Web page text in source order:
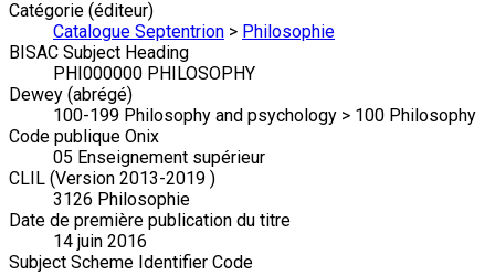
Catégorie (éditeur)
Catalogue Septentrion > Philosophie
BISAC Subject Heading
PHI000000 PHILOSOPHY
Dewey (abrégé)
100-199 Philosophy and psychology > 100 Philosophy
Code publique Onix
05 Enseignement supérieur
CLIL (Version 2013-2019 )
3126 Philosophie
Date de première publication du titre
14 juin 2016
Subject Scheme Identifier Code